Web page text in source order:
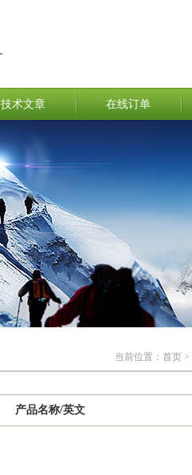
技术文章 在线订单
当前位置： 首页 >
产品名称/英文